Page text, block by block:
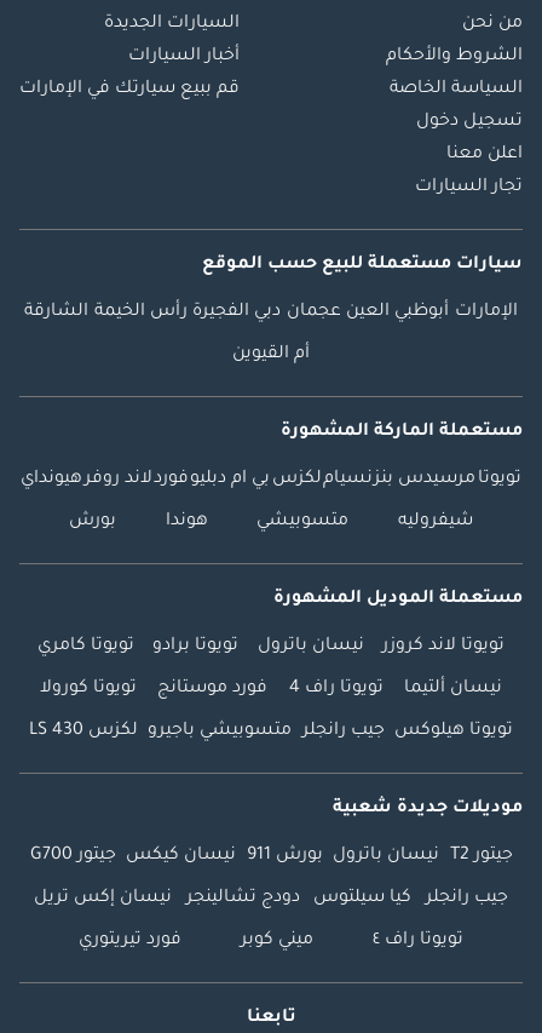
من نحن
الشروط والأحكام
السياسة الخاصة
تسجيل دخول
اعلن معنا
تجار السيارات
السيارات الجديدة
أخبار السيارات
قم ببيع سيارتك في الإمارات
سيارات مستعملة للبيع حسب الموقع
الإمارات أبوظبي العين عجمان دبي الفجيرة رأس الخيمة الشارقة
أم القيوين
مستعملة الماركة المشهورة
تويوتا مرسيدس بنزنسياملكزس بي ام دبليوفوردلاند روفرهيونداي
شيفروليه متسوبيشي هوندا بورش
مستعملة الموديل المشهورة
تويوتا لاند كروزر نيسان باترول تويوتا برادو تويوتا كامري
نيسان ألتيما تويوتا راف 4 فورد موستانج تويوتا كورولا
تويوتا هيلوكس جيب رانجلر متسوبيشي باجيرو لكزس LS 430
موديلات جديدة شعبية
جيتور T2 نيسان باترول بورش 911 نيسان كيكس جيتور G700
جيب رانجلر كيا سيلتوس دودج تشالينجر نيسان إكس تريل
تويوتا راف ٤ ميني كوبر فورد تيريتوري
تابعنا